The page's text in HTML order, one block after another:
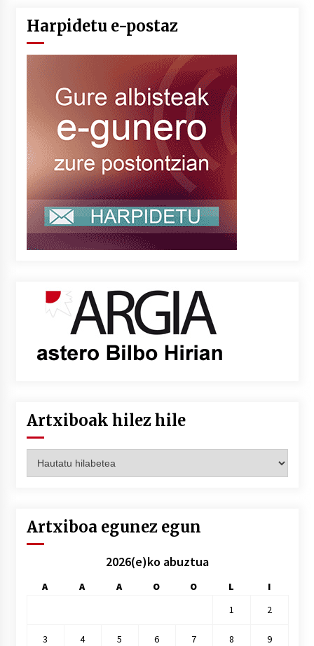
Harpidetu e-postaz
Artxiboak hilez hile
hilez
Artxiboa egunez egun
2026(e)ko abuztua
A A A O O L
I
1
2
3 4 5 6 7 8 9